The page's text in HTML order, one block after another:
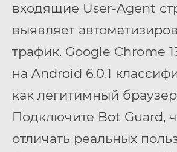
входящие User-Agent
выявляет
трафик. Google Chrome
на Android 6.0.1
как легитимный
Подключите Bot Guard,
отличать реальных